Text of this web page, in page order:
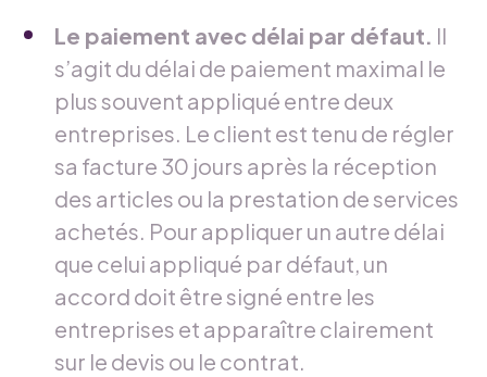
Le paiement avec délai par défaut. Il
s’agit du délai de paiement maximal le
plus souvent appliqué entre deux
entreprises. Le client est tenu de régler
sa facture 30 jours après la réception
des articles ou la prestation de services
achetés. Pour appliquer un autre délai
que celui appliqué par défaut, un
accord doit être signé entre les
entreprises et apparaître clairement
sur le devis ou le contrat.